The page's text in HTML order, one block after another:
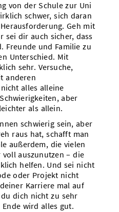
von der Schule zur Uni
schwer, sich daran
Geh mit
sei dir auch sicher, dass
Freunde und Familie zu
Unterschied. Mit
sehr. Versuche,
anderen
alles alleine
aber
als allein.
schwierig sein, aber
raus hat, schafft man
außerdem, die vielen
auszunutzen – die
helfen. Und sei nicht
oder Projekt nicht
Karriere mal auf
dich nicht zu sehr
Ende wird alles gut.